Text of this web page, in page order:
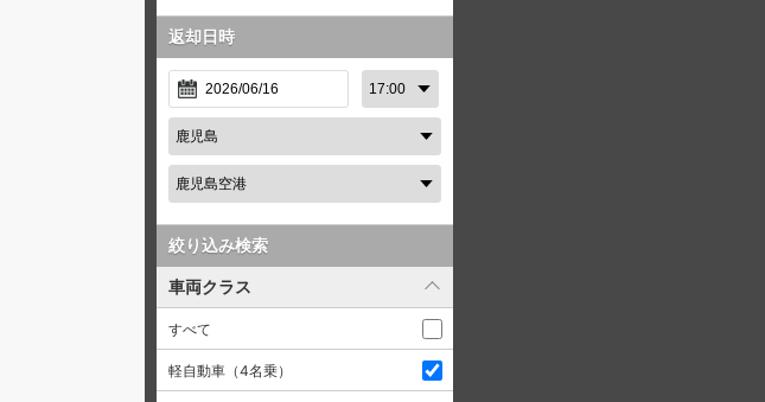
返却日時
絞り込み検索
車両クラス
すべて
軽自動車（4名乗）